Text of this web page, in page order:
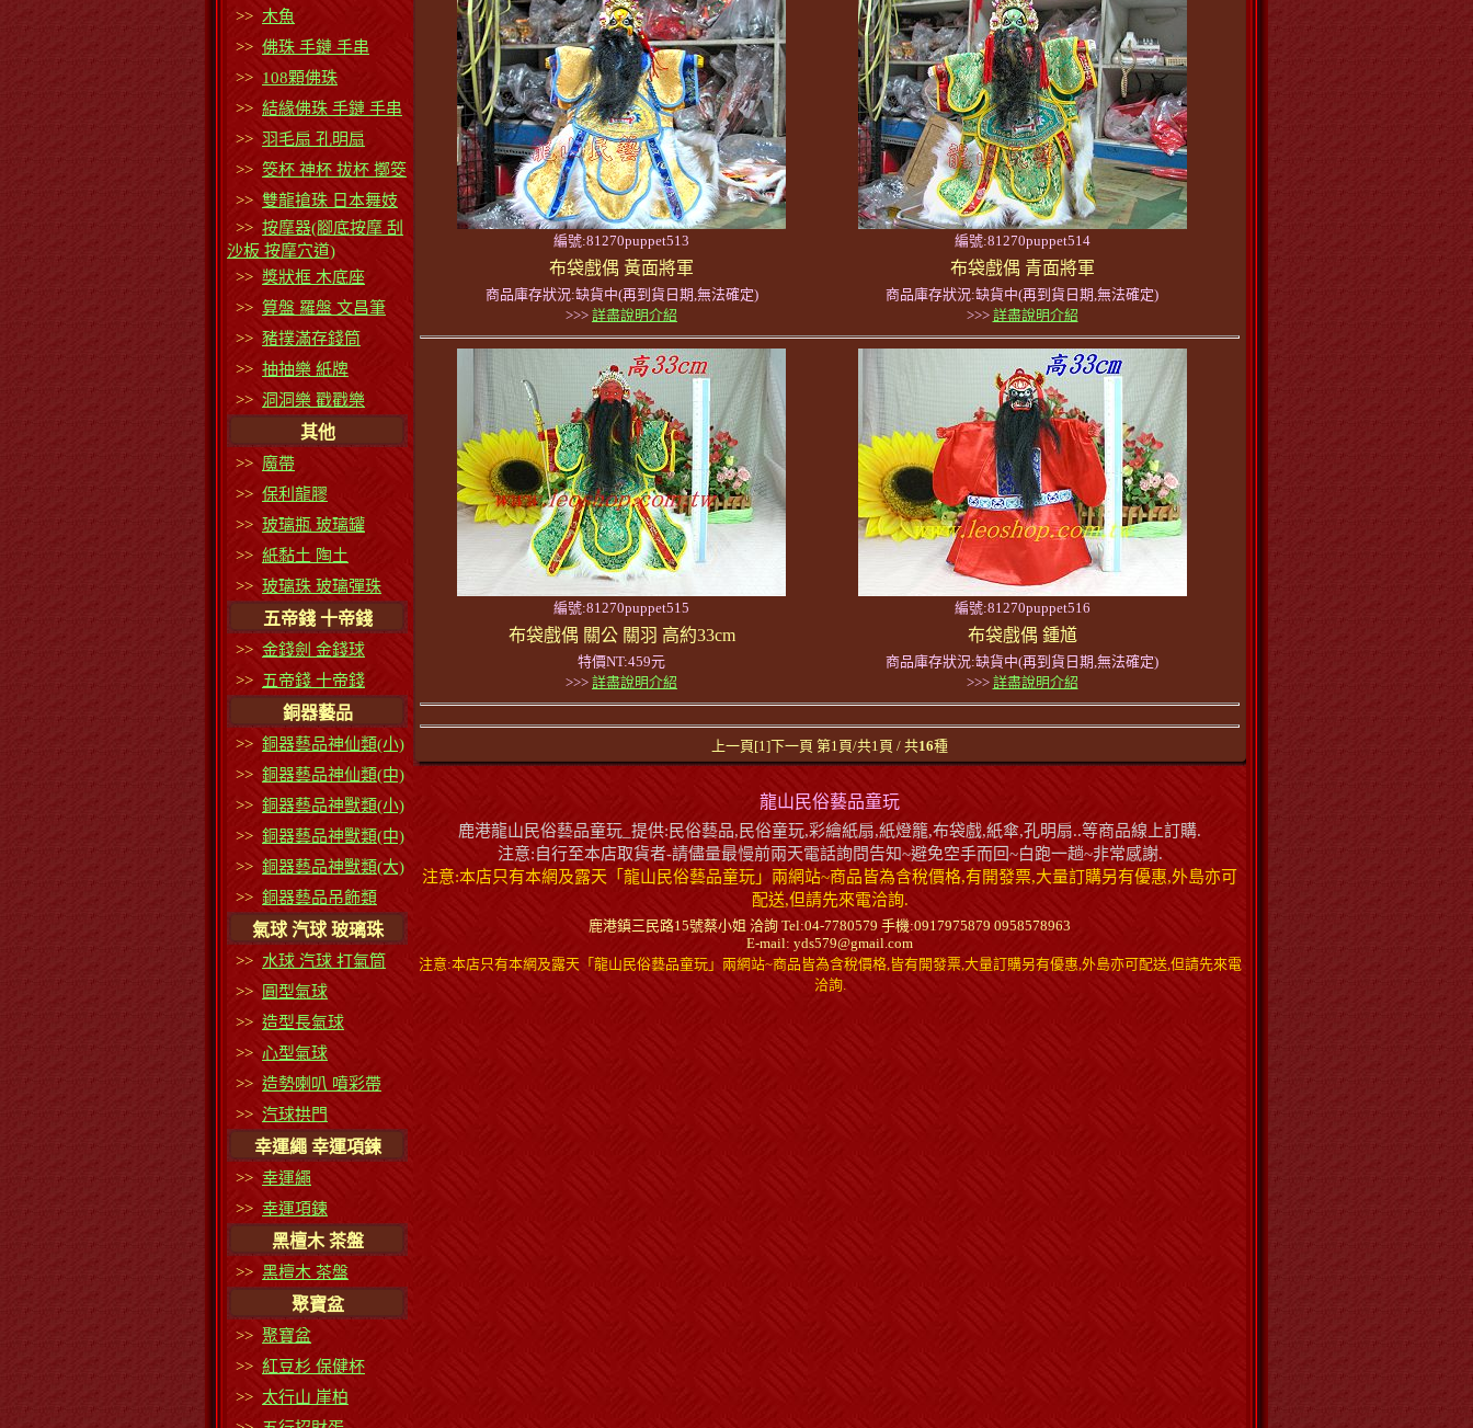
>> 木魚
>> 佛珠 手鏈 手串
>> 108顆佛珠
>> 結緣佛珠 手鏈 手串
>> 羽毛扇 孔明扇
>> 筊杯 神杯 拔杯 擲筊
>> 雙龍搶珠 日本舞妓
>> 按摩器(腳底按摩 刮
沙板 按摩穴道)
>> 獎狀框 木底座
>> 算盤 羅盤 文昌筆
>> 豬撲滿存錢筒
>> 抽抽樂 紙牌
>> 洞洞樂 戳戳樂
其他
>> 魔帶
>> 保利龍膠
>> 玻璃瓶 玻璃罐
>> 紙黏土 陶土
>> 玻璃珠 玻璃彈珠
五帝錢 十帝錢
>> 金錢劍 金錢球
>> 五帝錢 十帝錢
銅器藝品
>> 銅器藝品神仙類(小)
>> 銅器藝品神仙類(中)
>> 銅器藝品神獸類(小)
>> 銅器藝品神獸類(中)
>> 銅器藝品神獸類(大)
>> 銅器藝品吊飾類
氣球 汽球 玻璃珠
>> 水球 汽球 打氣筒
>>
圓型氣球
>> 造型長氣球
>> 心型氣球
>> 造勢喇叭 噴彩帶
>> 汽球拱門
幸運繩 幸運項鍊
>> 幸運繩
>> 幸運項鍊
黑檀木 茶盤
>> 黑檀木 茶盤
聚寶盆
>> 聚寶盆
>> 紅豆杉 保健杯
>> 太行山 崖柏
編號:81270puppet513
布袋戲偶 黃面將軍
商品庫存狀況:缺貨中(再到貨日期,無法確定)
>>> 詳盡說明介紹
編號:81270puppet514
布袋戲偶 青面將軍
商品庫存狀況:缺貨中(再到貨日期,無法確定)
>>> 詳盡說明介紹
編號:81270puppet515
布袋戲偶 關公 關羽 高約33cm
特價NT:459元
>>> 詳盡說明介紹
編號:81270puppet516
布袋戲偶 鍾馗
商品庫存狀況:缺貨中(再到貨日期,無法確定)
>>> 詳盡說明介紹
上一頁[1]下一頁 第1頁/共1頁 / 共16種
龍山民俗藝品童玩
鹿港龍山民俗藝品童玩_提供:民俗藝品,民俗童玩,彩繪紙扇,紙燈籠,布袋戲,紙傘,孔明扇..等商品線上訂購.
注意:自行至本店取貨者-請儘量最慢前兩天電話詢問告知~避免空手而回~白跑一趟~非常感謝.
注意:本店只有本網及露天「龍山民俗藝品童玩」兩網站~商品皆為含稅價格,有開發票,大量訂購另有優惠,外島亦可
配送,但請先來電洽詢.
鹿港鎮三民路15號蔡小姐 洽詢 Tel:04-7780579 手機:0917975879 0958578963
E-mail: yds579@gmail.com
注意:本店只有本網及露天「龍山民俗藝品童玩」兩網站~商品皆為含稅價格,皆有開發票,大量訂購另有優惠,外島亦可配送,但請先來電
洽詢.